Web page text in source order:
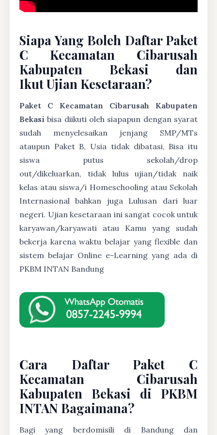
Siapa Yang Boleh Daftar Paket
C Kecamatan Cibarusah
Kabupaten Bekasi dan
Ikut Ujian Kesetaraan?
Paket C Kecamatan Cibarusah Kabupaten
Bekasi bisa diikuti oleh siapapun dengan syarat
sudah menyelesaikan jenjang SMP/MTs
ataupun Paket B, Usia tidak dibatasi, Bisa itu
siswa putus sekolah/drop
out/dikeluarkan, tidak lulus ujian/tidak naik
kelas atau siswa/i Homeschooling atau Sekolah
Internasional bahkan juga Lulusan dari luar
negeri. Ujian kesetaraan ini sangat cocok untuk
karyawan/karyawati atau Kamu yang sudah
bekerja karena waktu belajar yang flexible dan
sistem belajar Online e-Learning yang ada di
PKBM INTAN Bandung
Cara Daftar Paket C
Kecamatan Cibarusah
Kabupaten Bekasi di PKBM
INTAN Bagaimana?
Bagi yang berdomisili di Bandung dan